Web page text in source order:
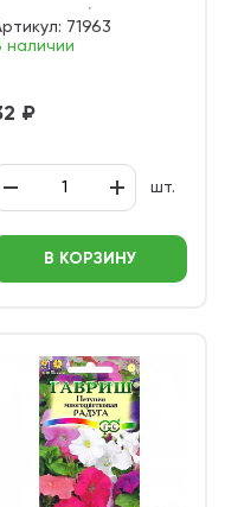
71963
наличии
₽
шт.
В КОРЗИНУ